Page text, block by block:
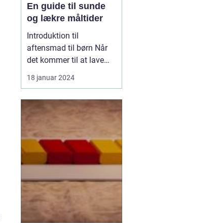
En guide til sunde
og lækre måltider
Introduktion til
aftensmad til børn Når
det kommer til at lave
mad til børn, er der
mange faktorer, der
ikke kun om at lave en
velsmagende og
ernæringsrig måltid, men
også om at skabe en
positiv madoplevelse,
18 januar 2024